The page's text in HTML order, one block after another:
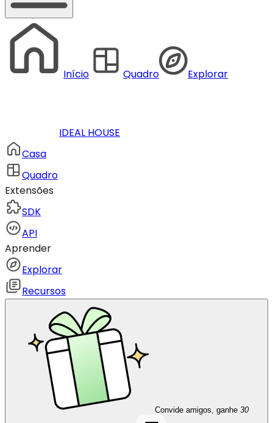
Início Quadro Explorar
IDEAL HOUSE
Casa
Quadro
Extensões
SDK
API
Aprender
Explorar
Recursos
Convide amigos, ganhe 30